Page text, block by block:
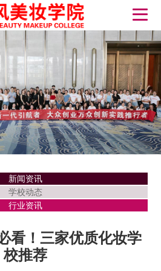
新闻资讯
学校动态
行业资讯
看！三家优质化妆学
校推荐